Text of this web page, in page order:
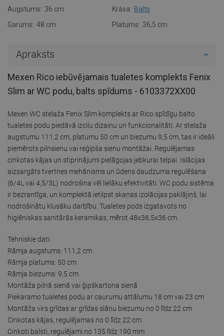
Augstums: 36 cm Krāsa: Balts
Garums: 48 cm Platums: 36,5 cm
Apraksts
Mexen Rico iebūvējamais tualetes komplekts Fenix
Slim ar WC podu, balts spīdums - 6103372XX00
Mexen WC stelaža Fenix Slim komplekts ar Rico spīdīgu balto
tualetes podu piedāvā izcilu dizainu un funkcionalitāti. Ar stelaža
augstumu 111,2 cm, platumu 50 cm un biezumu 9,5 cm, tas ir ideāli
piemērots pilnsienu vai reģipša sienu montāžai. Regulējamas
cinkotas kājas un stiprinājumi pielāgojas jebkurai telpai. Islācijas
aizsargāts tvertnes mehānisms un ūdens daudzuma regulēšana
(6/4L vai 4,5/3L) nodrošina vēl lielāku efektivitāti. WC podu sistēma
ir bezrantīga, un komplektā ietilpst skaņas izolācijas paklājiņš, lai
nodrošinātu klusāku darbību. Tualetes pods izgatavots no
higiēniskas sanitārās keramikas, mērot 48x36,5x36 cm.
Tehniskie dati:
Rāmja augstums: 111,2 cm
Rāmja platums: 50 cm
Rāmja biezums: 9,5 cm
Montāža pilnā sienā vai ģipškartona sienā
Piekaramo tualetes podu ar caurumu attālumu 18 cm vai 23 cm
Montāža virs grīdas ar grīdas slāņu biezumu no 0 līdz 22 cm
Cinkotas kājas, regulējamas no 0 līdz 22 cm
Cinkoti balsti, regulējami no 135 līdz 190 mm